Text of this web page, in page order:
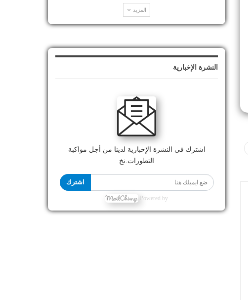
المزيد
النشرة الإخبارية
اشترك في النشرة الإخبارية لدينا من أجل مواكبة
التطورات.نخ
اشترك
Powered by